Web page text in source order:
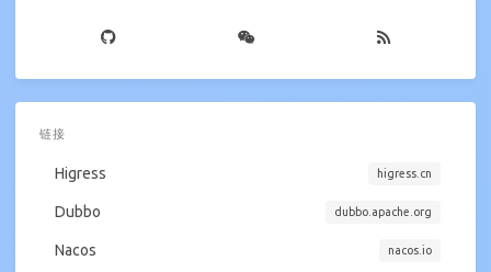
链接
Higress higress.cn
Dubbo dubbo.apache.org
Nacos nacos.io